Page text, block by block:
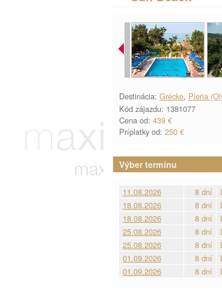
Destinácia: Grécko, Pieria
Kód zájazdu: 1381077
Cena od: 439 €
Príplatky od: 250 €
Výber termínu
11.08.2026 8 dní
18.08.2026
8 dní
18.08.2026
8 dní
25.08.2026
8 dní
25.08.2026
8 dní
01.09.2026
8 dní
01.09.2026
8 dní